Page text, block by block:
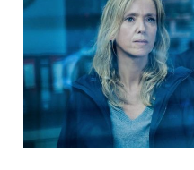
o
lugar
donde
la